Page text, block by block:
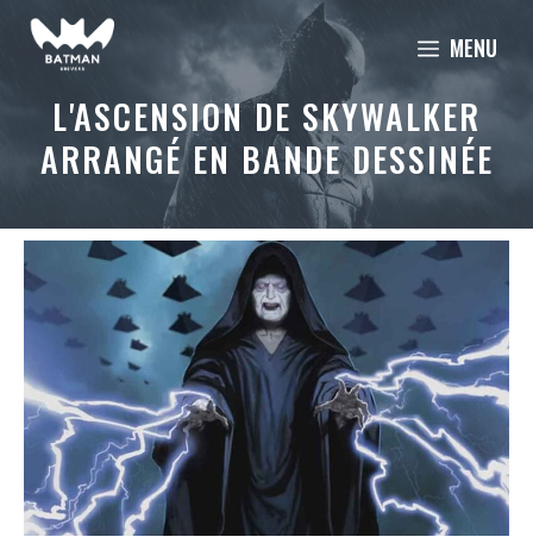
Aller
MENU
L'ASCENSION DE SKYWALKER
ARRANGÉ EN BANDE DESSINÉE